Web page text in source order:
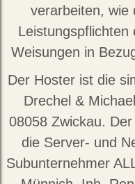
verarbeiten, wie
Leistungspflichten
Weisungen in
Der Hoster ist die
Drechel &
08058 Zwickau.
die Server- und
Subunternehmer